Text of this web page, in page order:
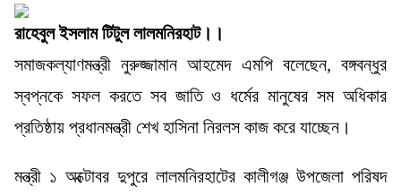
রাহেবুল ইসলাম টিটুল লালমনিরহাট।।
সমাজকল্যাণমন্ত্রী নুরুজ্জামান আহমেদ এমপি বলেছেন, বঙ্গবন্ধুর
স্বপ্নকে সফল করতে সব জাতি ও ধর্মের মানুষের সম অধিকার
প্রতিষ্ঠায় প্রধানমন্ত্রী শেখ হাসিনা নিরলস কাজ করে যাচ্ছেন।
মন্ত্রী ১ অক্টোবর দুপুরে লালমনিরহাটের কালীগঞ্জ উপজেলা পরিষদ